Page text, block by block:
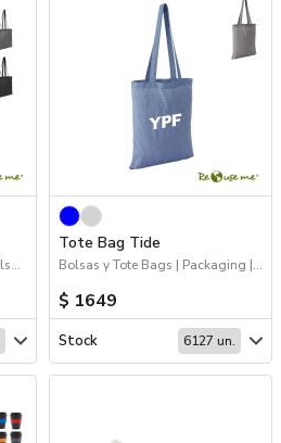
Sustentables | Packaging | Bolsas y Tote Bags
Tote Bag Tide
Bolsas y Tote Bags | Packaging | Sustentables
$ 1649
Stock 6127 un.